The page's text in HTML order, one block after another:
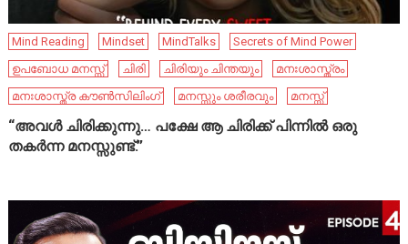
Mind Reading Mindset MindTalks
Secrets of Mind Power
ഉപബോധ മനസ്സ്
ചിരി ചിരിയും ചിന്തയും
മനഃശാസ്ത്രം
മനഃശാസ്ത്ര കൗൺസിലിംഗ്
മനസ്സും ശരീരവും മനസ്സ്
“അവൾ ചിരിക്കുന്നു… പക്ഷേ ആ ചിരിക്ക് പിന്നിൽ ഒരു
തകർന്ന മനസ്സുണ്ട്.”